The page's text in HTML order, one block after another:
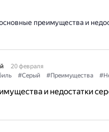
преимущества и
20 февраля
#Серый #Преимущества
и недостатки